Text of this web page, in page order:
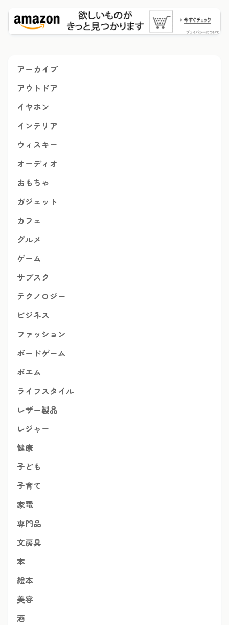
アーカイブ
アウトドア
イヤホン
インテリア
ウィスキー
オーディオ
おもちゃ
ガジェット
カフェ
グルメ
ゲーム
サブスク
テクノロジー
ビジネス
ファッション
ボードゲーム
ポエム
ライフスタイル
レザー製品
レジャー
健康
子ども
子育て
家電
専門品
文房具
本
絵本
美容
酒